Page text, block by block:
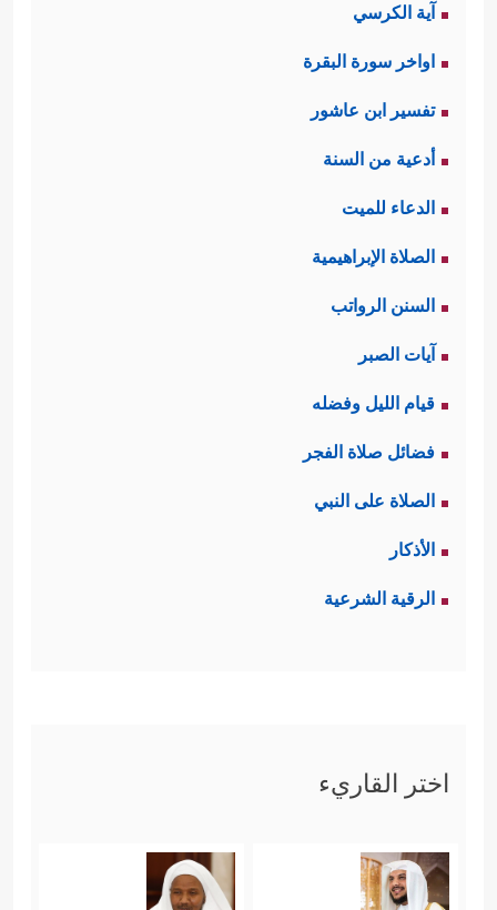
آية الكرسي
اواخر سورة البقرة
تفسير ابن عاشور
أدعية من السنة
الدعاء للميت
الصلاة الإبراهيمية
السنن الرواتب
آيات الصبر
قيام الليل وفضله
فضائل صلاة الفجر
الصلاة على النبي
الأذكار
الرقية الشرعية
اختر القاريء